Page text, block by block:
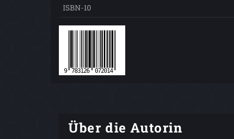
ISBN-10
Über die Autorin